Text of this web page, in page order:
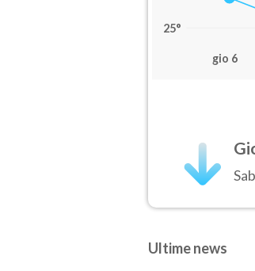
25°
gio 6
Ultime news